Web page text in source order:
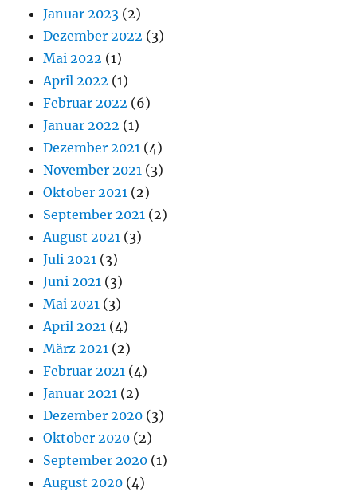
Januar 2023 (2)
Dezember 2022 (3)
Mai 2022 (1)
April 2022 (1)
Februar 2022 (6)
Januar 2022 (1)
Dezember 2021 (4)
November 2021 (3)
Oktober 2021 (2)
September 2021 (2)
August 2021 (3)
Juli 2021 (3)
Juni 2021 (3)
Mai 2021 (3)
April 2021 (4)
März 2021 (2)
Februar 2021 (4)
Januar 2021 (2)
Dezember 2020 (3)
Oktober 2020 (2)
September 2020 (1)
August 2020 (4)